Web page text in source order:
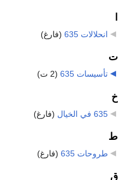
انحلالات 635 (فارغ)
ت
تأسيسات 635 (2 ت)
خ
635 في الخيال (فارغ)
ط
طروحات 635 (فارغ)
ق